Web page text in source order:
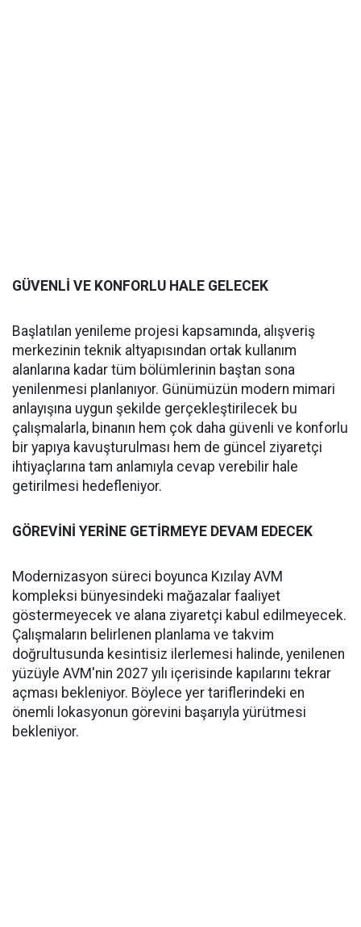
GÜVENLİ VE KONFORLU HALE GELECEK
Başlatılan yenileme projesi kapsamında, alışveriş
merkezinin teknik altyapısından ortak kullanım
alanlarına kadar tüm bölümlerinin baştan sona
yenilenmesi planlanıyor. Günümüzün modern mimari
anlayışına uygun şekilde gerçekleştirilecek bu
çalışmalarla, binanın hem çok daha güvenli ve konforlu
bir yapıya kavuşturulması hem de güncel ziyaretçi
ihtiyaçlarına tam anlamıyla cevap verebilir hale
getirilmesi hedefleniyor.
GÖREVİNİ YERİNE GETİRMEYE DEVAM EDECEK
Modernizasyon süreci boyunca Kızılay AVM
kompleksi bünyesindeki mağazalar faaliyet
göstermeyecek ve alana ziyaretçi kabul edilmeyecek.
Çalışmaların belirlenen planlama ve takvim
doğrultusunda kesintisiz ilerlemesi halinde, yenilenen
yüzüyle AVM'nin 2027 yılı içerisinde kapılarını tekrar
açması bekleniyor. Böylece yer tariflerindeki en
önemli lokasyonun görevini başarıyla yürütmesi
bekleniyor.